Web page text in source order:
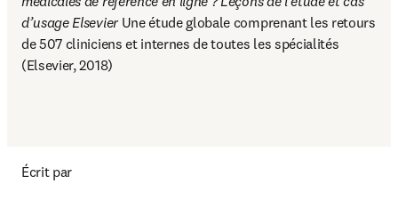
d’usage Elsevier Une étude globale comprenant les retours
de 507 cliniciens et internes de toutes les spécialités
(Elsevier, 2018)
Écrit par